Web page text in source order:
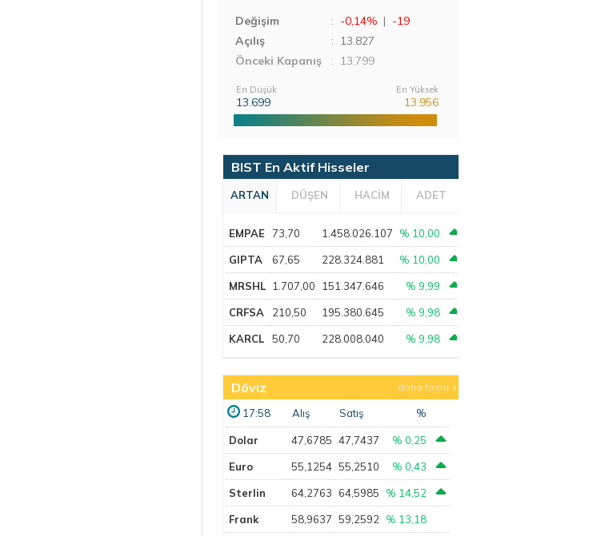
Değişim : -0,14% | -19
Açılış
: 13.827
Önceki Kapanış
: 13.799
En Düşük
13.699
En Yüksek
13.956
BIST En Aktif Hisseler
ARTAN DÜŞEN HACİM ADET
EMPAE 73,70 1.458.026.107 % 10,00
GIPTA 67,65 228.324.881 % 10,00
MRSHL 1.707,00 151.347.646 % 9,99
CRFSA 210,50 195.380.645 % 9,98
KARCL 50,70 228.008.040 % 9,98
Döviz daha fazla
17:58 Alış Satış %
Dolar 47,6785 47,7437 % 0,25
Euro 55,1254 55,2510 % 0,43
Sterlin 64,2763 64,5985 % 14,52
Frank 58,9637 59,2592 % 13,18